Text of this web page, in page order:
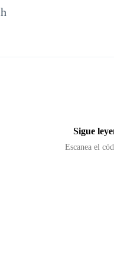
Sigue
Escanea el